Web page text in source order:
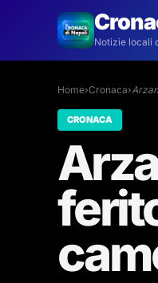
Notizie locali
Home›Cronaca›
CRONACA